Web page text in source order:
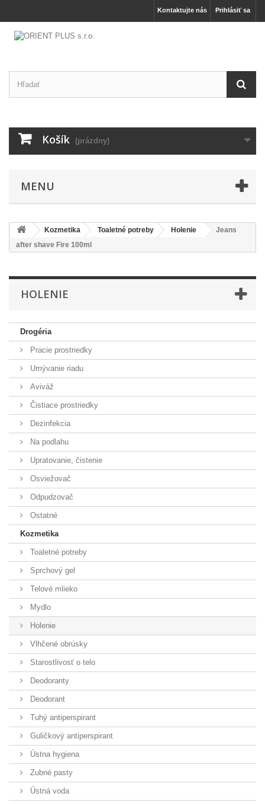
Prihlásiť sa
Kontaktujte nás
Košík (prázdny)
MENU
Kozmetika Toaletné potreby Holenie
Jeans
after shave Fire 100ml
HOLENIE
Drogéria
Pracie prostriedky
Umývanie riadu
Aviváž
Čistiace prostriedky
Dezinfekcia
Na podlahu
Upratovanie, čistenie
Osviežovač
Odpudzovač
Ostatné
Kozmetika
Toaletné potreby
Sprchový gel
Telové mlieko
Mydlo
Holenie
Vlhčené obrúsky
Starostlivosť o telo
Deodoranty
Deodorant
Tuhý antiperspirant
Guličkový antiperspirant
Ústna hygiena
Zubné pasty
Ústná voda